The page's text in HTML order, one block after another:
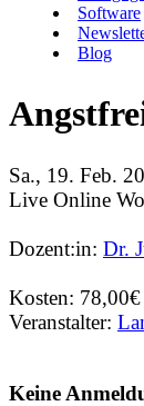
Software
Blog
Sa., 19. Feb.
Live Online
Dozent:in: Dr.
Kosten: 78,00€
Veranstalter:
Keine